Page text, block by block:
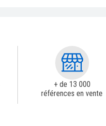
+ de 13 000
références en vente